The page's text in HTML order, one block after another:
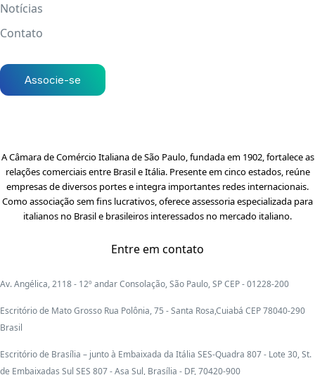
Notícias
Contato
Associe-se
A Câmara de Comércio Italiana de São Paulo, fundada em 1902, fortalece as
relações comerciais entre Brasil e Itália. Presente em cinco estados, reúne
empresas de diversos portes e integra importantes redes internacionais.
Como associação sem fins lucrativos, oferece assessoria especializada para
italianos no Brasil e brasileiros interessados no mercado italiano.
Entre em contato
Av. Angélica, 2118 - 12º andar Consolação, São Paulo, SP CEP - 01228-200
Escritório de Mato Grosso Rua Polônia, 75 - Santa Rosa,Cuiabá CEP 78040-290
Brasil
Escritório de Brasília – junto à Embaixada da Itália SES-Quadra 807 - Lote 30, St.
de Embaixadas Sul SES 807 - Asa Sul, Brasília - DF, 70420-900